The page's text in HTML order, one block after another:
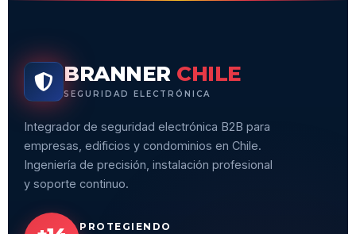
BRANNER CHILE
SEGURIDAD ELECTRÓNICA
Integrador de seguridad electrónica B2B para
empresas, edificios y condominios en Chile.
Ingeniería de precisión, instalación profesional
y soporte continuo.
PROTEGIENDO